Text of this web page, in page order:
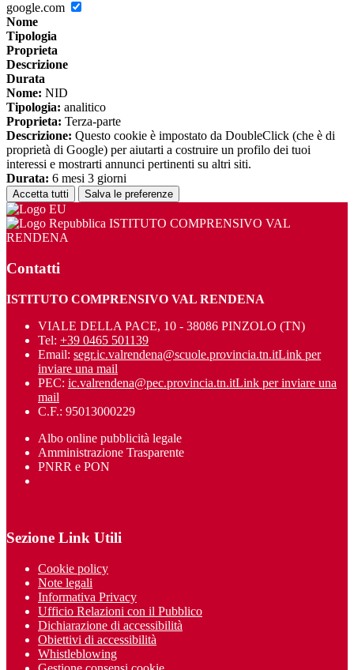
google.com
Nome
Tipologia
Proprieta
Descrizione
Durata
Nome: NID
Tipologia: analitico
Proprieta: Terza-parte
Descrizione: Questo cookie è impostato da DoubleClick (che è di
proprietà di Google) per aiutarti a costruire un profilo dei tuoi
interessi e mostrarti annunci pertinenti su altri siti.
Durata: 6 mesi 3 giorni
Accetta tutti Salva le preferenze
ISTITUTO COMPRENSIVO VAL
RENDENA
Contatti
ISTITUTO COMPRENSIVO VAL RENDENA
VIALE DELLA PACE, 10 - 38086 PINZOLO (TN)
Tel: +39 0465 501139
Email: segr.ic.valrendena@scuole.provincia.tn.itLink per
inviare una mail
PEC: ic.valrendena@pec.provincia.tn.itLink per inviare una
mail
C.F.: 95013000229
Albo online pubblicità legale
Amministrazione Trasparente
PNRR e PON
Sezione Link Utili
Cookie policy
Note legali
Informativa Privacy
Ufficio Relazioni con il Pubblico
Dichiarazione di accessibilità
Obiettivi di accessibilità
Whistleblowing